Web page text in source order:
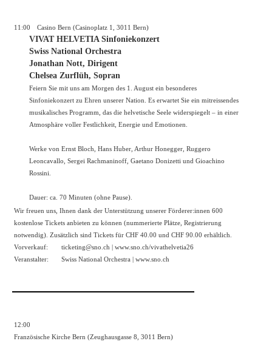
11:00 Casino Bern (Casinoplatz 1, 3011 Bern)
VIVAT HELVETIA Sinfoniekonzert
Swiss National Orchestra
Jonathan Nott, Dirigent
Chelsea Zurflüh, Sopran
Feiern Sie mit uns am Morgen des 1. August ein besonderes
Sinfoniekonzert zu Ehren unserer Nation. Es erwartet Sie ein mitreissendes
musikalisches Programm, das die helvetische Seele widerspiegelt – in einer
Atmosphäre voller Festlichkeit, Energie und Emotionen.
Werke von Ernst Bloch, Hans Huber, Arthur Honegger, Ruggero
Leoncavallo, Sergei Rachmaninoff, Gaetano Donizetti und Gioachino
Rossini.
Dauer: ca. 70 Minuten (ohne Pause).
Wir freuen uns, Ihnen dank der Unterstützung unserer Förderer:innen 600
kostenlose Tickets anbieten zu können (nummerierte Plätze, Registrierung
notwendig). Zusätzlich sind Tickets für CHF 40.00 und CHF 90.00 erhältlich.
Vorverkauf:
ticketing@sno.ch | www.sno.ch/vivathelvetia26
Veranstalter:
Swiss National Orchestra | www.sno.ch
12:00
Französische Kirche Bern (Zeughausgasse 8, 3011 Bern)